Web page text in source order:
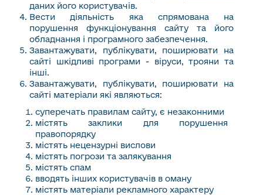
даних його користувачів.
Вести діяльність яка спрямована на
порушення функціонування сайту та його
обладнання і програмного забезпечення.
Завантажувати, публікувати, поширювати на
сайті шкідливі програми - віруси, трояни та
інші.
Завантажувати, публікувати, поширювати на
сайті матеріали які являються:
суперечать правилам сайту, є незаконними
містять заклики для порушення
правопорядку
містять нецензурні вислови
містять погрози та залякування
містять спам
вводять інших користувачів в оману
містять матеріали рекламного характеру